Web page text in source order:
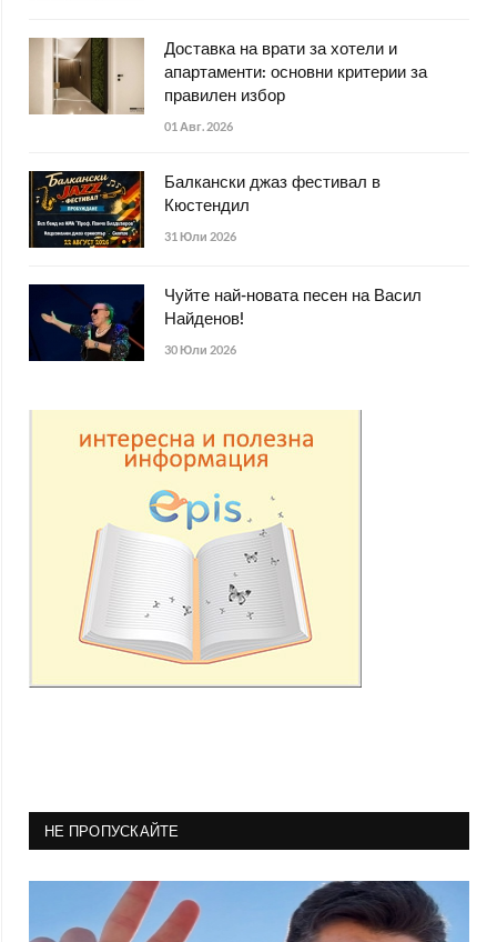
Доставка на врати за хотели и
апартаменти: основни критерии за
правилен избор
01 Авг. 2026
Балкански джаз фестивал в
Кюстендил
31 Юли 2026
Чуйте най-новата песен на Васил
Найденов!
30 Юли 2026
НЕ ПРОПУСКАЙТЕ